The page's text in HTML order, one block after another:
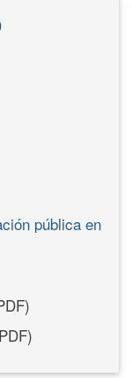
pública en